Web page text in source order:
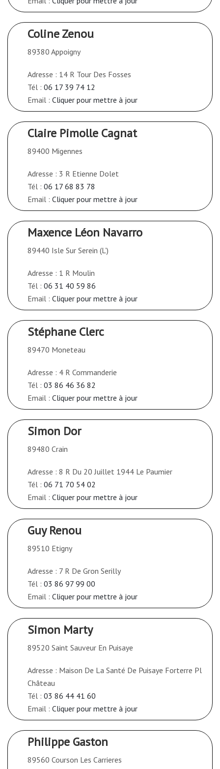
Coline Zenou
89380 Appoigny
Adresse : 14 R Tour Des Fosses
Tél : 06 17 39 74 12
Email : Cliquer pour mettre à jour
Claire Pimolle Cagnat
89400 Migennes
Adresse : 3 R Etienne Dolet
Tél : 06 17 68 83 78
Email : Cliquer pour mettre à jour
Maxence Léon Navarro
89440 Isle Sur Serein (L’)
Adresse : 1 R Moulin
Tél : 06 31 40 59 86
Email : Cliquer pour mettre à jour
Stéphane Clerc
89470 Moneteau
Adresse : 4 R Commanderie
Tél : 03 86 46 36 82
Email : Cliquer pour mettre à jour
Simon Dor
89480 Crain
Adresse : 8 R Du 20 Juillet 1944 Le Paumier
Tél : 06 71 70 54 02
Email : Cliquer pour mettre à jour
Guy Renou
89510 Etigny
Adresse : 7 R De Gron Serilly
Tél : 03 86 97 99 00
Email : Cliquer pour mettre à jour
Simon Marty
89520 Saint Sauveur En Puisaye
Adresse : Maison De La Santé De Puisaye Forterre Pl
Château
Tél : 03 86 44 41 60
Email : Cliquer pour mettre à jour
Philippe Gaston
89560 Courson Les Carrieres